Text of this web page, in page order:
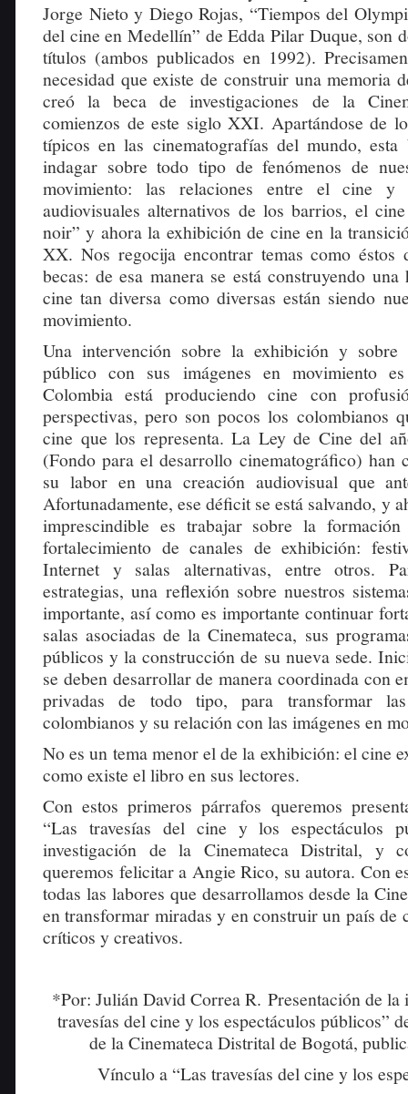
Jorge Nieto y Diego Rojas, “Tiempos del
del cine en Medellín” de Edda Pilar Duque, son
títulos (ambos publicados en 1992).
necesidad que existe de construir una memoria
creó la beca de investigaciones de la
comienzos de este siglo XXI. Apartándose de
típicos en las cinematografías del mundo, esta
indagar sobre todo tipo de fenómenos de
movimiento: las relaciones entre el cine y
audiovisuales alternativos de los barrios, el
noir” y ahora la exhibición de cine en la
XX. Nos regocija encontrar temas como éstos
becas: de esa manera se está construyendo
cine tan diversa como diversas están siendo
movimiento.
Una intervención sobre la exhibición y sobre
público con sus imágenes en movimiento
Colombia está produciendo cine con
perspectivas, pero son pocos los colombianos
cine que los representa. La Ley de Cine del
(Fondo para el desarrollo cinematográfico) han
su labor en una creación audiovisual que
Afortunadamente, ese déficit se está salvando, y
imprescindible es trabajar sobre la
fortalecimiento de canales de exhibición:
Internet y salas alternativas, entre otros.
estrategias, una reflexión sobre nuestros
importante, así como es importante continuar
salas asociadas de la Cinemateca, sus
públicos y la construcción de su nueva sede.
se deben desarrollar de manera coordinada con
privadas de todo tipo, para transformar
colombianos y su relación con las imágenes en
No es un tema menor el de la exhibición: el cine
como existe el libro en sus lectores.
Con estos primeros párrafos queremos
“Las travesías del cine y los espectáculos
investigación de la Cinemateca Distrital, y
queremos felicitar a Angie Rico, su autora. Con
todas las labores que desarrollamos desde la
en transformar miradas y en construir un país de
críticos y creativos.
*Por: Julián David Correa R. Presentación de la
travesías del cine y los espectáculos públicos”
de la Cinemateca Distrital de Bogotá,
Vínculo a “Las travesías del cine y los